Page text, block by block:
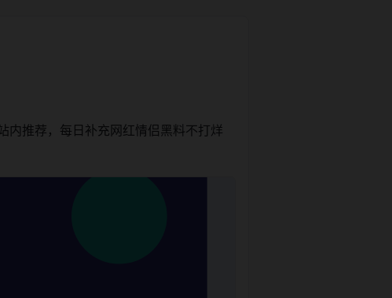
内推荐，每日补充网红情侣黑料不打烊